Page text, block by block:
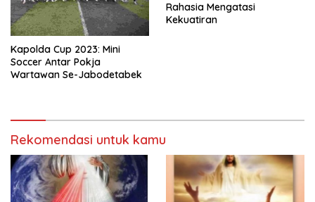
Kapolda Cup 2023: Mini
Soccer Antar Pokja
Wartawan Se-Jabodetabek
Rahasia Mengatasi
Kekuatiran
Rekomendasi untuk kamu